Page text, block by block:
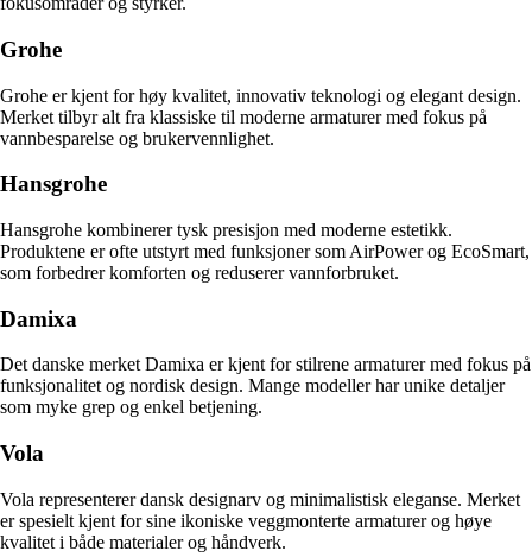
Grohe
Grohe er kjent for høy kvalitet, innovativ teknologi og elegant design.
Merket tilbyr alt fra klassiske til moderne armaturer med fokus på
vannbesparelse og brukervennlighet.
Hansgrohe
Hansgrohe kombinerer tysk presisjon med moderne estetikk.
Produktene er ofte utstyrt med funksjoner som AirPower og EcoSmart,
som forbedrer komforten og reduserer vannforbruket.
Damixa
Det danske merket Damixa er kjent for stilrene armaturer med fokus på
funksjonalitet og nordisk design. Mange modeller har unike detaljer
som myke grep og enkel betjening.
Vola
Vola representerer dansk designarv og minimalistisk eleganse. Merket
er spesielt kjent for sine ikoniske veggmonterte armaturer og høye
kvalitet i både materialer og håndverk.